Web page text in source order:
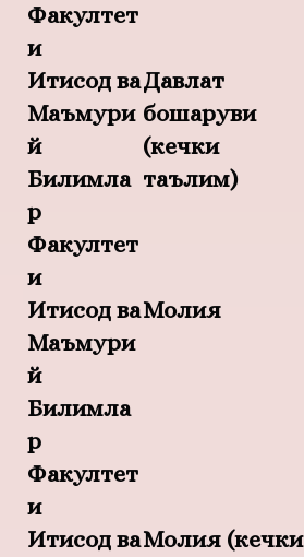
Факултет
и
Иқтисод ва
Маъмури
й
Билимла
р
Факултет
и
Давлат
бошқаруви
(кечки
таълим)
Иқтисод ва
Маъмури
й
Билимла
р
Факултет
и
Молия
Иқтисод ваМолия (кечки